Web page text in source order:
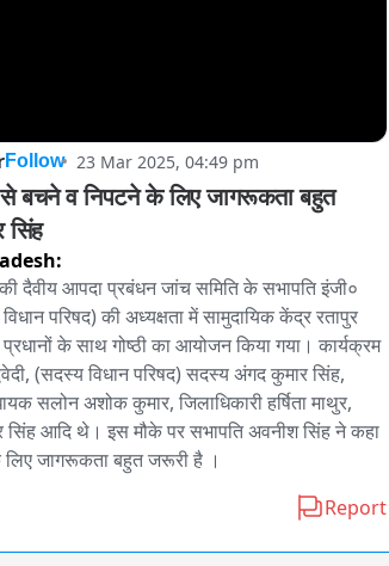
Follow 23 Mar 2025, 04:49 pm
बचने व निपटने के लिए जागरूकता बहुत
सिंह
की दैवीय आपदा प्रबंधन जांच समिति के सभापति इंजी०
परिषद) की अध्यक्षता में सामुदायिक केंद्र रतापुर
के साथ गोष्ठी का आयोजन किया गया। कार्यक्रम
(सदस्य विधान परिषद) सदस्य अंगद कुमार सिंह,
सलोन अशोक कुमार, जिलाधिकारी हर्षिता माथुर,
सिंह आदि थे। इस मौके पर सभापति अवनीश सिंह ने कहा
जागरूकता बहुत जरूरी है ।
Report